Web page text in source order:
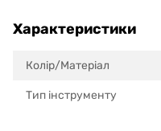
Характеристики
Колір/Матеріал
Тип інструменту